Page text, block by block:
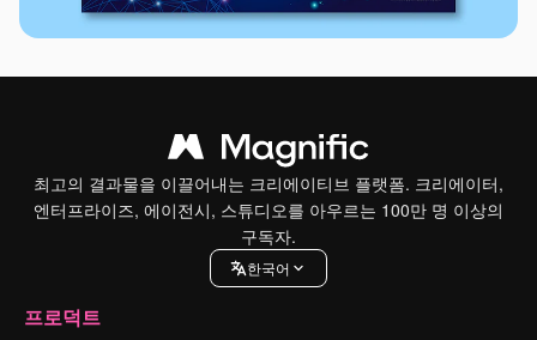
최고의 결과물을 이끌어내는 크리에이티브 플랫폼. 크리에이터,
엔터프라이즈, 에이전시, 스튜디오를 아우르는 100만 명 이상의
구독자.
한국어
프로덕트